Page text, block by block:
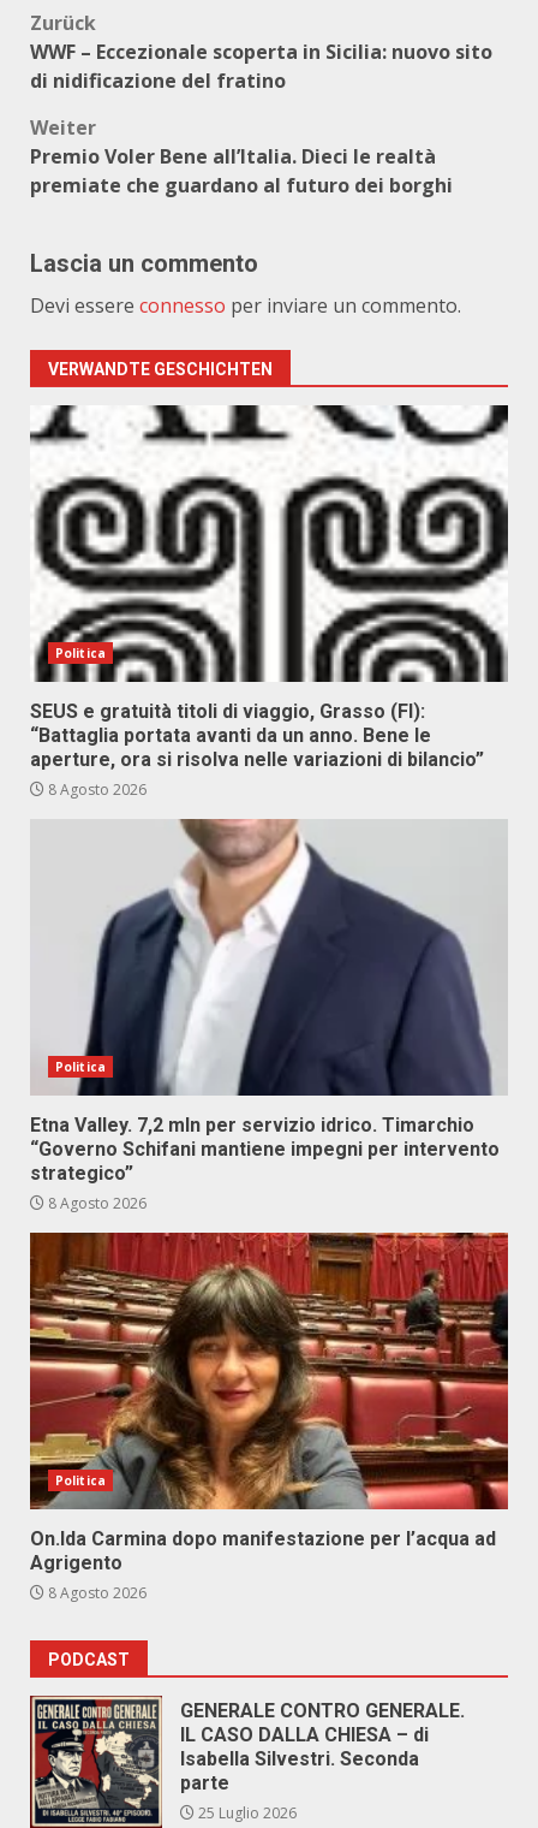
Beitragsnavigation
Zurück
WWF – Eccezionale scoperta in Sicilia: nuovo sito
di nidificazione del fratino
Weiter
Premio Voler Bene all’Italia. Dieci le realtà
premiate che guardano al futuro dei borghi
Lascia un commento
Devi essere connesso per inviare un commento.
VERWANDTE GESCHICHTEN
Politica
SEUS e gratuità titoli di viaggio, Grasso (FI):
“Battaglia portata avanti da un anno. Bene le
aperture, ora si risolva nelle variazioni di bilancio”
8 Agosto 2026
Politica
Etna Valley. 7,2 mln per servizio idrico. Timarchio
“Governo Schifani mantiene impegni per intervento
strategico”
8 Agosto 2026
Politica
On.Ida Carmina dopo manifestazione per l’acqua ad
Agrigento
8 Agosto 2026
PODCAST
GENERALE CONTRO GENERALE.
IL CASO DALLA CHIESA – di
Isabella Silvestri. Seconda
parte
25 Luglio 2026